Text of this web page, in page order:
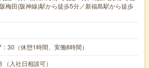
梅田(阪神線)駅から徒歩5分／新福島駅から徒歩
30（休憩1時間、実働8時間）
（入社日相談可）